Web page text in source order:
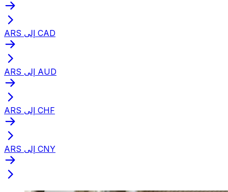
ARS إلى CAD
ARS إلى AUD
ARS إلى CHF
ARS إلى CNY